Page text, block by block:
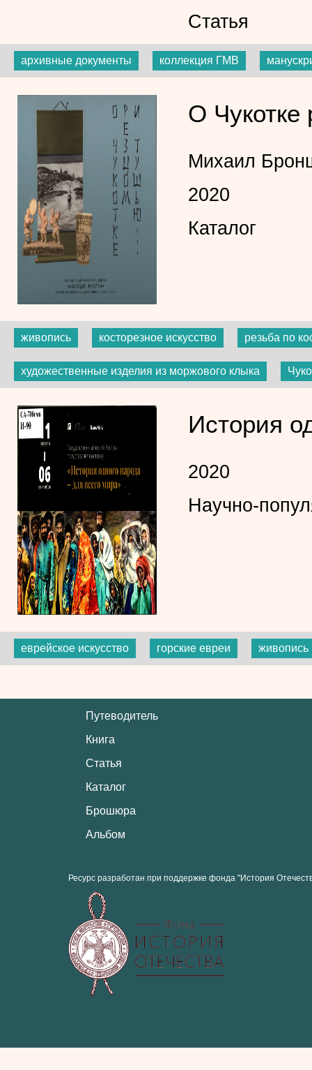
Статья
архивные документы коллекция ГМВ
О
Михаил
2020
Каталог
живопись косторезное искусство резьба по
художественные изделия из моржового клыка
История
2020
Научно-
еврейское искусство горские евреи живопись
Путеводитель
Книга
Статья
Каталог
Брошюра
Альбом
Ресурс разработан при поддержке фонда "История